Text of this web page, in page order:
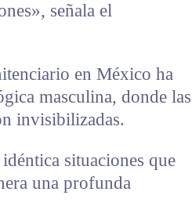
señala el
en México ha
masculina, donde las
invisibilizadas.
situaciones que
una profunda